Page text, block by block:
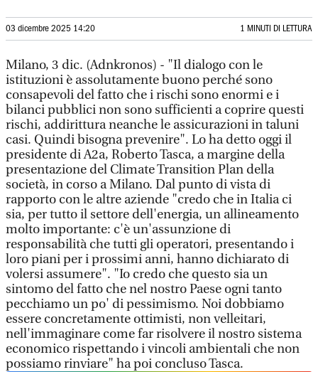
03 dicembre 2025 14:20 1 MINUTI DI LETTURA
Milano, 3 dic. (Adnkronos) - "Il dialogo con le
istituzioni è assolutamente buono perché sono
consapevoli del fatto che i rischi sono enormi e i
bilanci pubblici non sono sufficienti a coprire questi
rischi, addirittura neanche le assicurazioni in taluni
casi. Quindi bisogna prevenire". Lo ha detto oggi il
presidente di A2a, Roberto Tasca, a margine della
presentazione del Climate Transition Plan della
società, in corso a Milano. Dal punto di vista di
rapporto con le altre aziende "credo che in Italia ci
sia, per tutto il settore dell'energia, un allineamento
molto importante: c'è un'assunzione di
responsabilità che tutti gli operatori, presentando i
loro piani per i prossimi anni, hanno dichiarato di
volersi assumere". "Io credo che questo sia un
sintomo del fatto che nel nostro Paese ogni tanto
pecchiamo un po' di pessimismo. Noi dobbiamo
essere concretamente ottimisti, non velleitari,
nell'immaginare come far risolvere il nostro sistema
economico rispettando i vincoli ambientali che non
possiamo rinviare" ha poi concluso Tasca.